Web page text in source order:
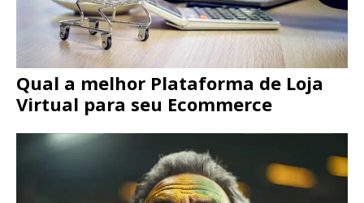
Qual a melhor Plataforma de Loja
Virtual para seu Ecommerce